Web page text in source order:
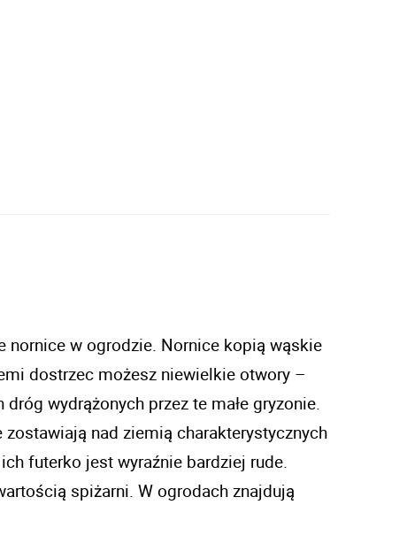
w ogrodzie. Nornice kopią wąskie
dostrzec możesz niewielkie otwory –
zostawiają nad ziemią charakterystycznych
futerko jest wyraźnie bardziej rude.
spiżarni. W ogrodach znajdują